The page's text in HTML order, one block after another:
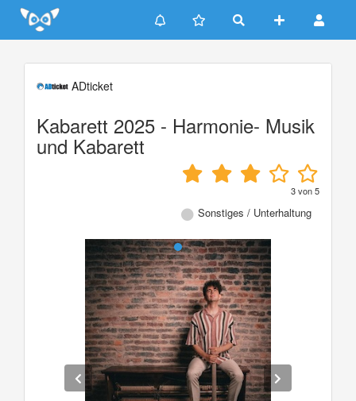
Update cookies preferences
ADticket
Kabarett 2025 - Harmonie- Musik
und Kabarett
3von5
Sonstiges / Unterhaltung